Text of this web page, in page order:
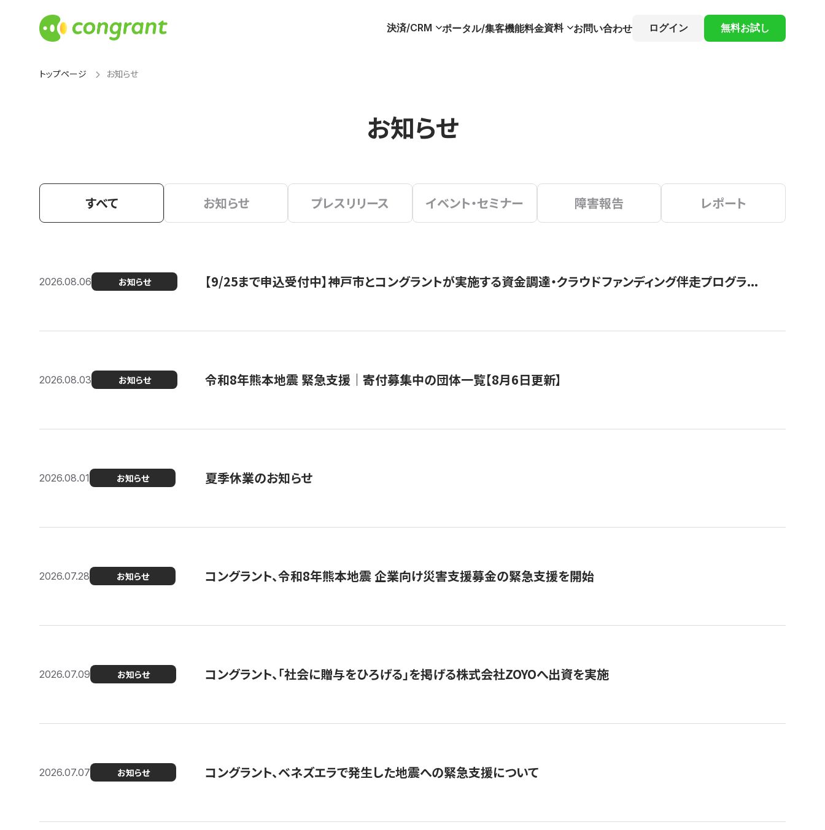
決済/CRM ポータル/集客機能料金資料 お問い合わせ ログイン 無料お試し
トップページ お知らせ
お知らせ
すべて お知らせ プレスリリース イベント・セミナー 障害報告 レポート
2026.08.06 お知らせ 【9/25まで申込受付中】神戸市とコングラントが実施する資金調達・クラウドファンディング伴走プログラ...
2026.08.03 お知らせ 令和8年熊本地震 緊急支援｜寄付募集中の団体一覧【8月6日更新】
2026.08.01 お知らせ 夏季休業のお知らせ
2026.07.28 お知らせ コングラント、令和8年熊本地震 企業向け災害支援募金の緊急支援を開始
2026.07.09 お知らせ コングラント、「社会に贈与をひろげる」を掲げる株式会社ZOYOへ出資を実施
2026.07.07 お知らせ コングラント、ベネズエラで発生した地震への緊急支援について